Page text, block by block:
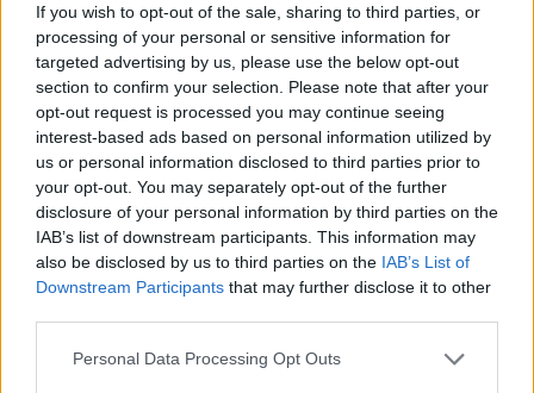
If you wish to opt-out of the sale, sharing to third parties, or
processing of your personal or sensitive information for
targeted advertising by us, please use the below opt-out
section to confirm your selection. Please note that after your
opt-out request is processed you may continue seeing
interest-based ads based on personal information utilized by
us or personal information disclosed to third parties prior to
your opt-out. You may separately opt-out of the further
disclosure of your personal information by third parties on the
IAB’s list of downstream participants. This information may
also be disclosed by us to third parties on the IAB’s List of
Downstream Participants that may further disclose it to other
Personal Data Processing Opt Outs
zagranicznych turystów, o tyle północ, czyli
wybrzeże Morza Czarnego pogrąża się w coraz
większym kryzysie. Jak pisaliśmy niedawno w
naTemat, nawet połowa miejsc w tamtejszych
hotelach pozostaje pusta.